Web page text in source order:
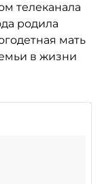
телеканала
родила
мать
в жизни